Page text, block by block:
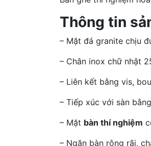
Thông tin
– Mặt đá granite chịu
– Chân inox chữ nhật
– Liên kết bằng vis,
– Tiếp xúc với sàn
– Mặt bàn thí nghiệm
– Ngăn bàn rộng rãi,